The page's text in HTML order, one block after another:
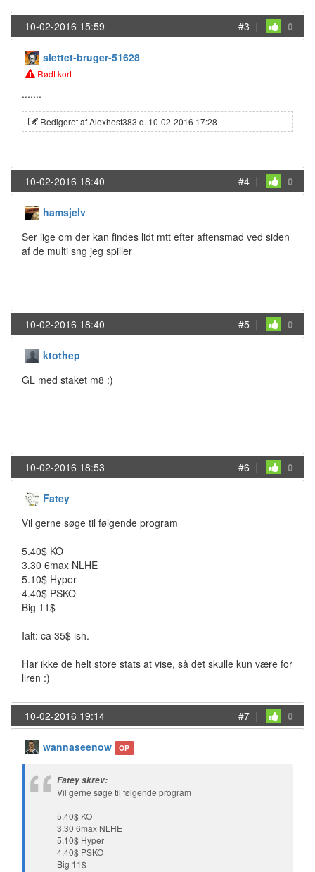
10-02-2016 15:59 #3 | 0
slettet-bruger-51628
Rødt kort
.......
Redigeret af Alexhest383 d. 10-02-2016 17:28
10-02-2016 18:40 #4 | 0
hamsjelv
Ser lige om der kan findes lidt mtt efter aftensmad ved siden
af de multi sng jeg spiller
10-02-2016 18:40 #5 | 0
ktothep
GL med staket m8 :)
10-02-2016 18:53 #6 | 0
Fatey
Vil gerne søge til følgende program
5.40$ KO
3.30 6max NLHE
5.10$ Hyper
4.40$ PSKO
Big 11$
Ialt: ca 35$ ish.
Har ikke de helt store stats at vise, så det skulle kun være for
liren :)
10-02-2016 19:14 #7 | 0
wannaseenow OP
Fatey skrev:
Vil gerne søge til følgende program
5.40$ KO
3.30 6max NLHE
5.10$ Hyper
4.40$ PSKO
Big 11$